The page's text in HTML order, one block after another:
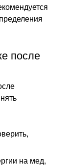
после
на мед,